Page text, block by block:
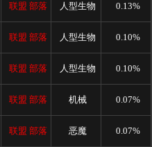
联盟 部落 人型生物 0.13%
联盟 部落 人型生物 0.10%
联盟 部落 人型生物 0.10%
联盟 部落 机械 0.07%
联盟 部落 恶魔 0.07%